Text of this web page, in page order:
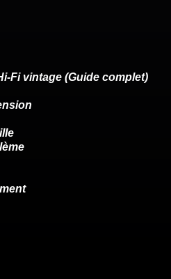
Fi vintage (Guide complet)